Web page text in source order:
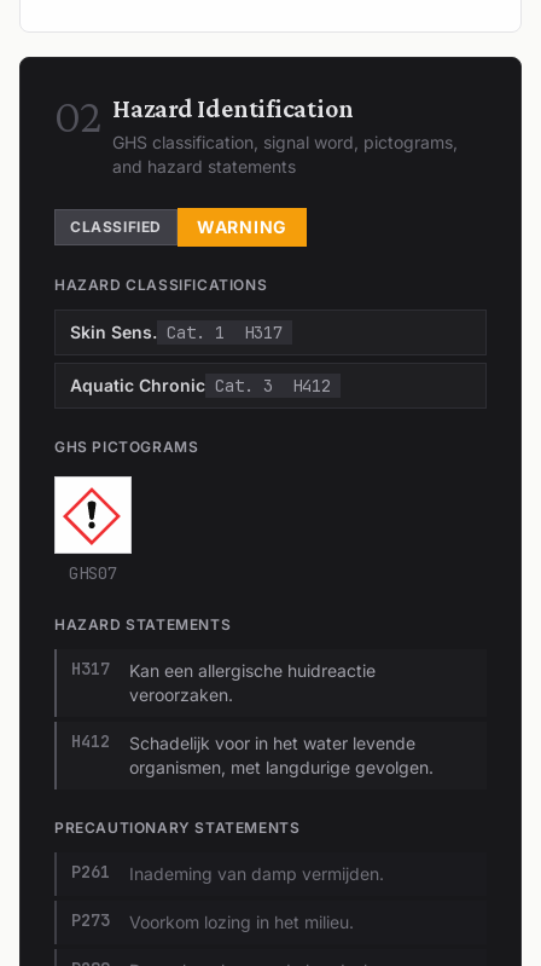
02 Hazard Identification
GHS classification, signal word, pictograms,
and hazard statements
CLASSIFIED WARNING
HAZARD CLASSIFICATIONS
Skin Sens. Cat. 1 H317
Aquatic Chronic Cat. 3 H412
GHS PICTOGRAMS
GHS07
HAZARD STATEMENTS
H317
Kan een allergische huidreactie
veroorzaken.
H412
Schadelijk voor in het water levende
organismen, met langdurige gevolgen.
PRECAUTIONARY STATEMENTS
P261 Inademing van damp vermijden.
P273 Voorkom lozing in het milieu.